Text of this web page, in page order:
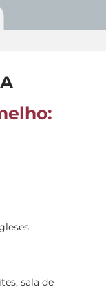
sala de